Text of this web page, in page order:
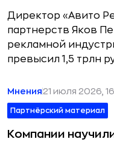
Директор «Авито
партнерств Яков
рекламной
превысил 1,5 трлн
Мнения 21 июля 2026,
Партнёрский материал
Компании